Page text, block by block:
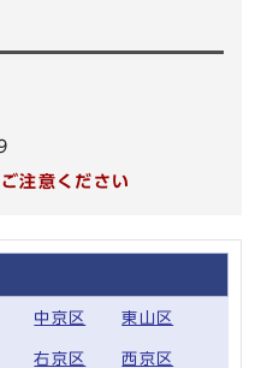
注意ください
中京区 東山区
右京区 西京区